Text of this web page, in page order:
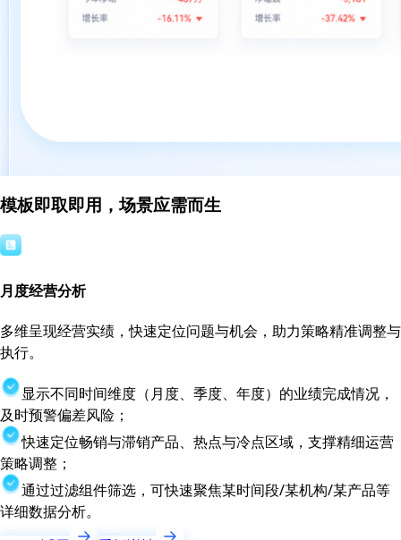
模板即取即用，场景应需而生
月度经营分析
多维呈现经营实绩，快速定位问题与机会，助力策略精准调整与
执行。
显示不同时间维度（月度、季度、年度）的业绩完成情况，
及时预警偏差风险；
快速定位畅销与滞销产品、热点与冷点区域，支撑精细运营
策略调整；
通过过滤组件筛选，可快速聚焦某时间段/某机构/某产品等
详细数据分析。